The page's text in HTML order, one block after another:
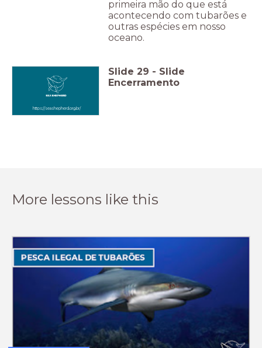
primeira mão do que está
acontecendo com tubarões e
outras espécies em nosso
oceano.
https://seashepherd.org.br/
Slide 29 - Slide
Encerramento
More lessons like this